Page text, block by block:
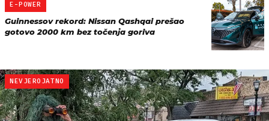
E-POWER
Guinnessov rekord: Nissan Qashqai prešao
gotovo 2000 km bez točenja goriva
NEVJEROJATNO